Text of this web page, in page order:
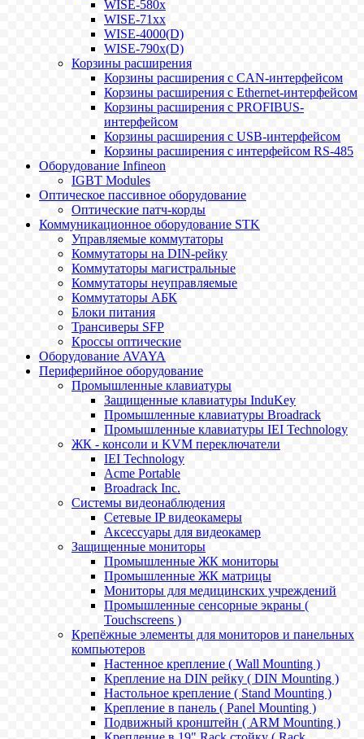
WISE-580x
WISE-71xx
WISE-4000(D)
WISE-790x(D)
Корзины расширения
Корзины расширения с CAN-интерфейсом
Корзины расширения с Ethernet-интерфейсом
Корзины расширения с PROFIBUS-
интерфейсом
Корзины расширения с USB-интерфейсом
Корзины расширения с интерфейсом RS-485
Оборудование Infineon
IGBT Modules
Оптическое пассивное оборудование
Оптические патч-корды
Коммуникационное оборудование STK
Управляемые коммутаторы
Коммутаторы на DIN-рейку
Коммутаторы магистральные
Коммутаторы неуправляемые
Коммутаторы АБК
Блоки питания
Трансиверы SFP
Кроссы оптические
Оборудование AVAYA
Периферийное оборудование
Промышленные клавиатуры
Защищенные клавиатуры InduKey
Промышленные клавиатуры Broadrack
Промышленные клавиатуры IEI Technology
ЖК - консоли и KVM переключатели
IEI Technology
Acme Portable
Broadrack Inc.
Системы видеонаблюдения
Сетевые IP видеокамеры
Аксессуары для видеокамер
Защищенные мониторы
Промышленные ЖК мониторы
Промышленные ЖК матрицы
Мониторы для медицинских учреждений
Промышленные сенсорные экраны (
Touchscreens )
Крепёжные элементы для мониторов и панельных
компьютеров
Настенное крепление ( Wall Mounting )
Крепление на DIN рейку ( DIN Mounting )
Настольное крепление ( Stand Mounting )
Крепление в панель ( Panel Mounting )
Подвижный кронштейн ( ARM Mounting )